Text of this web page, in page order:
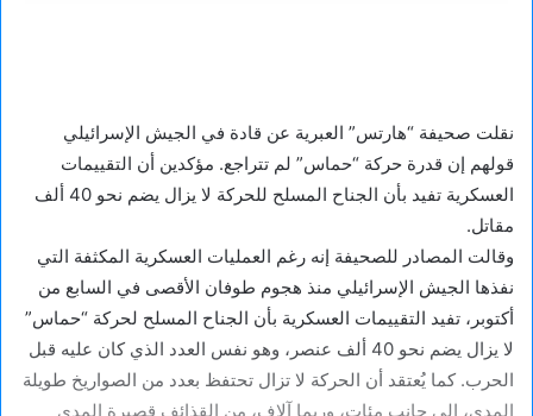
نقلت صحيفة “هارتس” العبرية عن قادة في الجيش الإسرائيلي
قولهم إن قدرة حركة “حماس” لم تتراجع. مؤكدين أن التقييمات
العسكرية تفيد بأن الجناح المسلح للحركة لا يزال يضم نحو 40 ألف
مقاتل.
وقالت المصادر للصحيفة إنه رغم العمليات العسكرية المكثفة التي
نفذها الجيش الإسرائيلي منذ هجوم طوفان الأقصى في السابع من
أكتوبر، تفيد التقييمات العسكرية بأن الجناح المسلح لحركة “حماس”
لا يزال يضم نحو 40 ألف عنصر، وهو نفس العدد الذي كان عليه قبل
الحرب. كما يُعتقد أن الحركة لا تزال تحتفظ بعدد من الصواريخ طويلة
المدى، إلى جانب مئات، وربما آلاف، من القذائف قصيرة المدى